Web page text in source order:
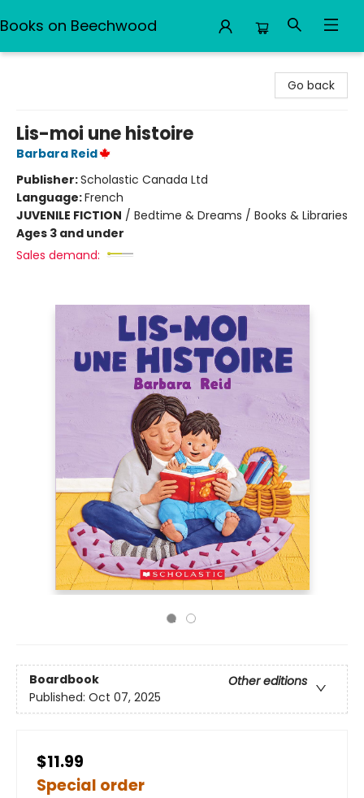
Books on Beechwood
Go back
Lis-moi une histoire
Barbara Reid
Publisher:Scholastic Canada Ltd
Language:French
JUVENILE FICTION / Bedtime & Dreams / Books & Libraries
Ages 3 and under
Sales demand:
Boardbook
Other editions
Published: Oct 07, 2025
$11.99
Special order